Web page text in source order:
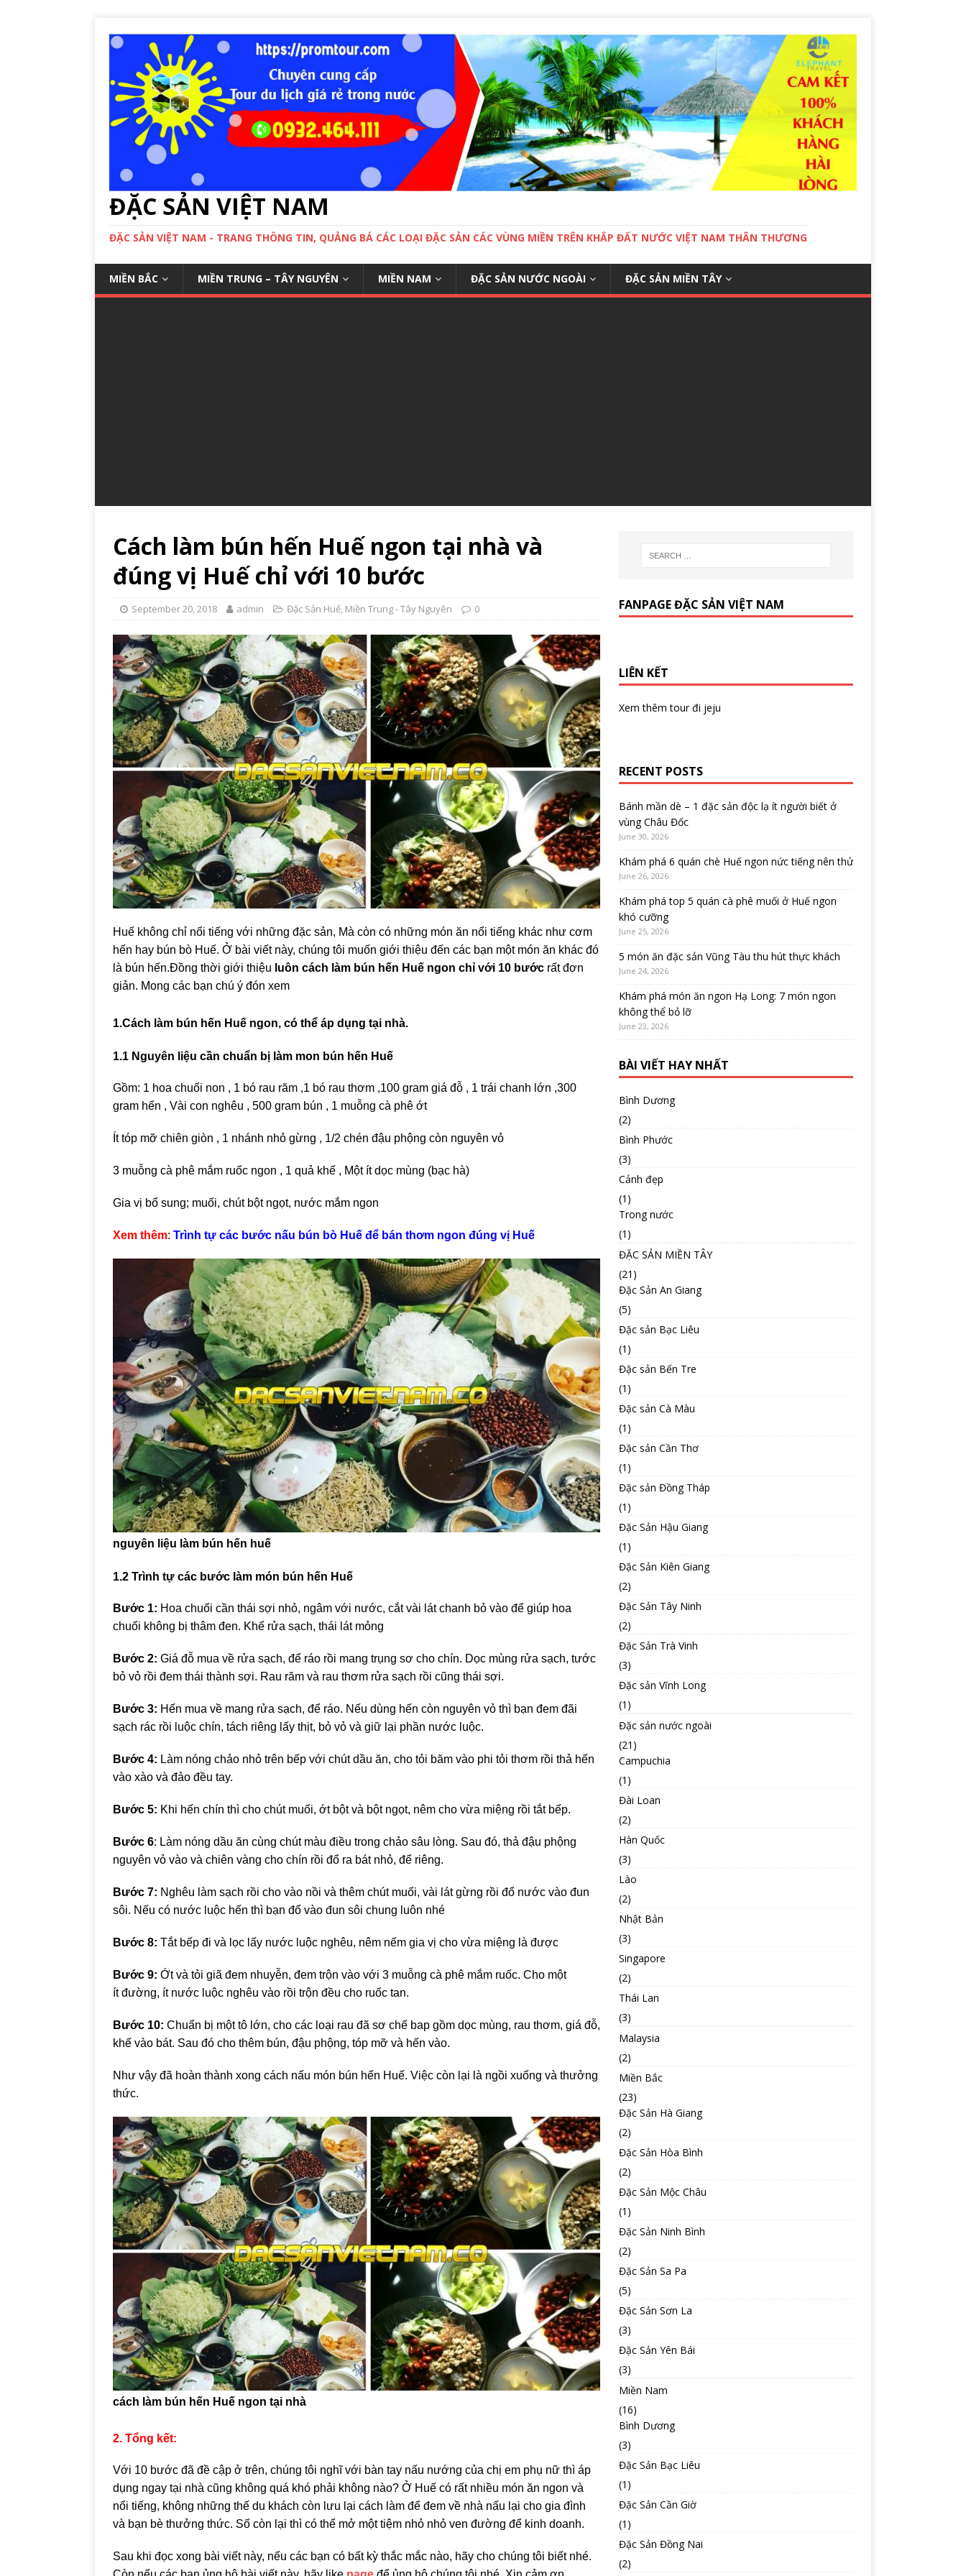
ĐẶC SẢN VIỆT NAM
ĐẶC SẢN VIỆT NAM - TRANG THÔNG TIN, QUẢNG BÁ CÁC LOẠI ĐẶC SẢN CÁC VÙNG MIỀN TRÊN KHẮP ĐẤT NƯỚC VIỆT NAM THÂN THƯƠNG
MIỀN BẮC MIỀN TRUNG – TÂY NGUYÊN MIỀN NAM ĐẶC SẢN NƯỚC NGOÀI ĐẶC SẢN MIỀN TÂY
Cách làm bún hến Huế ngon tại nhà và
đúng vị Huế chỉ với 10 bước
September 20, 2018 admin Đặc Sản Huế, Miền Trung - Tây Nguyên 0
Huế không chỉ nổi tiếng với những đặc sản, Mà còn có những món ăn nổi tiếng khác như cơm
hến hay bún bò Huế. Ở bài viết này, chúng tôi muốn giới thiệu đến các bạn một món ăn khác đó
là bún hến.Đồng thời giới thiệu luôn cách làm bún hến Huế ngon chỉ với 10 bước rất đơn
giản. Mong các bạn chú ý đón xem
1.Cách làm bún hến Huế ngon, có thể áp dụng tại nhà.
1.1 Nguyên liệu cần chuẩn bị làm mon bún hến Huế
Gồm: 1 hoa chuối non , 1 bó rau răm ,1 bó rau thơm ,100 gram giá đỗ , 1 trái chanh lớn ,300
gram hến , Vài con nghêu , 500 gram bún , 1 muỗng cà phê ớt
Ít tóp mỡ chiên giòn , 1 nhánh nhỏ gừng , 1/2 chén đậu phộng còn nguyên vỏ
3 muỗng cà phê mắm ruốc ngon , 1 quả khế , Một ít dọc mùng (bạc hà)
Gia vị bổ sung; muối, chút bột ngọt, nước mắm ngon
Xem thêm: Trình tự các bước nấu bún bò Huế để bán thơm ngon đúng vị Huế
nguyên liệu làm bún hến huế
1.2 Trình tự các bước làm món bún hến Huế
Bước 1: Hoa chuối cần thái sợi nhỏ, ngâm với nước, cắt vài lát chanh bỏ vào để giúp hoa
chuối không bị thâm đen. Khế rửa sạch, thái lát mỏng
Bước 2: Giá đỗ mua về rửa sạch, để ráo rồi mang trụng sơ cho chín. Dọc mùng rửa sạch, tước
bỏ vỏ rồi đem thái thành sợi. Rau răm và rau thơm rửa sạch rồi cũng thái sợi.
Bước 3: Hến mua về mang rửa sạch, để ráo. Nếu dùng hến còn nguyên vỏ thì bạn đem đãi
sạch rác rồi luộc chín, tách riêng lấy thịt, bỏ vỏ và giữ lại phần nước luộc.
Bước 4: Làm nóng chảo nhỏ trên bếp với chút dầu ăn, cho tỏi băm vào phi tỏi thơm rồi thả hến
vào xào và đảo đều tay.
Bước 5: Khi hến chín thì cho chút muối, ớt bột và bột ngọt, nêm cho vừa miệng rồi tắt bếp.
Bước 6: Làm nóng dầu ăn cùng chút màu điều trong chảo sâu lòng. Sau đó, thả đậu phộng
nguyên vỏ vào và chiên vàng cho chín rồi đổ ra bát nhỏ, để riêng.
Bước 7: Nghêu làm sạch rồi cho vào nồi và thêm chút muối, vài lát gừng rồi đổ nước vào đun
sôi. Nếu có nước luộc hến thì bạn đổ vào đun sôi chung luôn nhé
Bước 8: Tắt bếp đi và lọc lấy nước luộc nghêu, nêm nếm gia vị cho vừa miệng là được
Bước 9: Ớt và tỏi giã đem nhuyễn, đem trộn vào với 3 muỗng cà phê mắm ruốc. Cho một
ít đường, ít nước luộc nghêu vào rồi trộn đều cho ruốc tan.
Bước 10: Chuẩn bị một tô lớn, cho các loại rau đã sơ chế bap gồm dọc mùng, rau thơm, giá đỗ,
khế vào bát. Sau đó cho thêm bún, đậu phộng, tóp mỡ và hến vào.
Như vậy đã hoàn thành xong cách nấu món bún hến Huế. Việc còn lại là ngồi xuống và thưởng
thức.
cách làm bún hến Huế ngon tại nhà
2. Tổng kết:
Với 10 bước đã đề cập ở trên, chúng tôi nghĩ với bàn tay nấu nướng của chị em phụ nữ thì áp
dụng ngay tại nhà cũng không quá khó phải không nào? Ở Huế có rất nhiều món ăn ngon và
nổi tiếng, không những thế du khách còn lưu lại cách làm để đem về nhà nấu lại cho gia đình
và bạn bè thưởng thức. Số còn lại thì có thể mở một tiệm nhỏ nhỏ ven đường để kinh doanh.
Sau khi đọc xong bài viết này, nếu các bạn có bất kỳ thắc mắc nào, hãy cho chúng tôi biết nhé.
FANPAGE ĐẶC SẢN VIỆT NAM
LIÊN KẾT
Xem thêmtour đi jeju
RECENT POSTS
Bánh mần dè – 1 đặc sản độc lạ ít người biết ở
vùng Châu Đốc
June 30, 2026
Khám phá 6 quán chè Huế ngon nức tiếng nên thử
June 26, 2026
Khám phá top 5 quán cà phê muối ở Huế ngon
khó cưỡng
June 25, 2026
5 món ăn đặc sản Vũng Tàu thu hút thực khách
June 24, 2026
Khám phá món ăn ngon Hạ Long: 7 món ngon
không thể bỏ lỡ
June 23, 2026
BÀI VIẾT HAY NHẤT
Bình Dương
(2)
Bình Phước
(3)
Cảnh đẹp
(1)
Trong nước
(1)
ĐẶC SẢN MIỀN TÂY
(21)
Đặc Sản An Giang
(5)
Đặc sản Bạc Liêu
(1)
Đặc sản Bến Tre
(1)
Đặc sản Cà Màu
(1)
Đặc sản Cần Thơ
(1)
Đặc sản Đồng Tháp
(1)
Đặc Sản Hậu Giang
(1)
Đặc Sản Kiên Giang
(2)
Đặc Sản Tây Ninh
(2)
Đặc Sản Trà Vinh
(3)
Đặc sản Vĩnh Long
(1)
Đặc sản nước ngoài
(21)
Campuchia
(1)
Đài Loan
(2)
Hàn Quốc
(3)
Lào
(2)
Nhật Bản
(3)
Singapore
(2)
Thái Lan
(3)
Malaysia
(2)
Miền Bắc
(23)
Đặc Sản Hà Giang
(2)
Đặc Sản Hòa Bình
(2)
Đặc Sản Mộc Châu
(1)
Đặc Sản Ninh Bình
(2)
Đặc Sản Sa Pa
(5)
Đặc Sản Sơn La
(3)
Đặc Sản Yên Bái
(3)
Miền Nam
(16)
Bình Dương
(3)
Đặc Sản Bạc Liêu
(1)
Đặc Sản Cần Giờ
(1)
Đặc Sản Đồng Nai
(2)